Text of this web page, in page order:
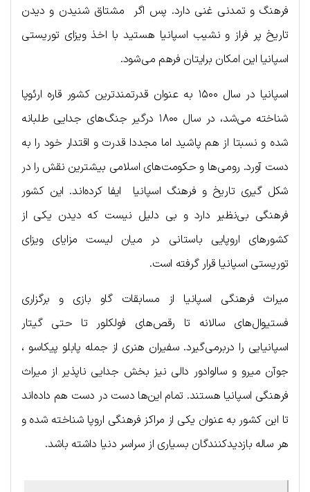
فرهنگ و تمدنی غنی دارد. پس اگر مشتاق شنیدن و دیدن
تاریخ پر فراز و نشیب اسپانیا هستید با اخذ ویزای توریستی
اسپانیا این امکان برایتان فرهم می‌شود.
اسپانیا در سال ۱۵۰۰ به عنوان قدرتمندترین کشور قاره ارئوپا
شناخته می‌شد، در سال ۱۸۰۰ درگیر جنگ‌های جدایی طلبانه
شده و نسبتا از هم پاشید اما مجددا قدرت و اقتدار خود را به
دست آورد. رومی‌ها و حکومت‌های اسلامی بیشترین نقش را در
شکل گیری تاریخ و فرهنگ اسپانیا ایفا کرده‌اند. این کشور
فرهنگی بی‌نظیر دارد و بی دلیل نیست که دیدن یکی از
کشورهای اروپایی باستانی در میان لیست مزایای ویزای
توریستی اسپانیا قرار گرفته است.
میراث فرهنگی اسپانیا از مسابقات گاو بازی و برگزاری
فستیوال‌های سالانه تا رقص‌های فولکلور تا حتی گیتار
اسپانیایی را دربرمی‌گیرد. سفیران هنری از جمله پابلو پیکاسو ،
جوآن میرو و سالوادور دالی نیز بخش جدایی ناپذیر از میراث
فرهنگی اسپانیا هستند. تمام این‌ها دست در دست هم داده‌اند
تا این کشور به عنوان یکی از مراکز فرهنگی اروپا شناخته شده و
هر ساله بازدیدکنندگان بسیاری از سراسر دنیا داشته باشد.